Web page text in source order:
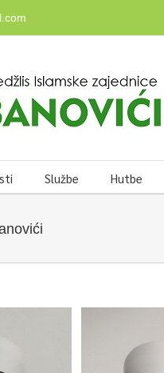
Službe Hutbe